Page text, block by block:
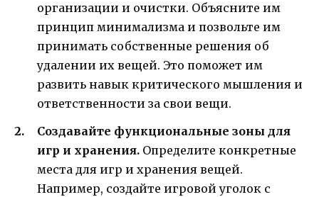
организации и очистки. Объясните им
принцип минимализма и позвольте им
принимать собственные решения об
удалении их вещей. Это поможет им
развить навык критического мышления и
ответственности за свои вещи.
Создавайте функциональные зоны для
игр и хранения. Определите конкретные
места для игр и хранения вещей.
Например, создайте игровой уголок с